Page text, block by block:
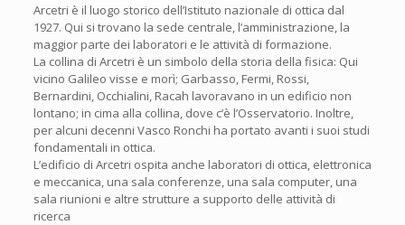
Arcetri è il luogo storico dell’Istituto nazionale di ottica dal
1927. Qui si trovano la sede centrale, l’amministrazione, la
maggior parte dei laboratori e le attività di formazione.
La collina di Arcetri è un simbolo della storia della fisica: Qui
vicino Galileo visse e morì; Garbasso, Fermi, Rossi,
Bernardini, Occhialini, Racah lavoravano in un edificio non
lontano; in cima alla collina, dove c’è l’Osservatorio. Inoltre,
per alcuni decenni Vasco Ronchi ha portato avanti i suoi studi
fondamentali in ottica.
L’edificio di Arcetri ospita anche laboratori di ottica, elettronica
e meccanica, una sala conferenze, una sala computer, una
sala riunioni e altre strutture a supporto delle attività di
ricerca